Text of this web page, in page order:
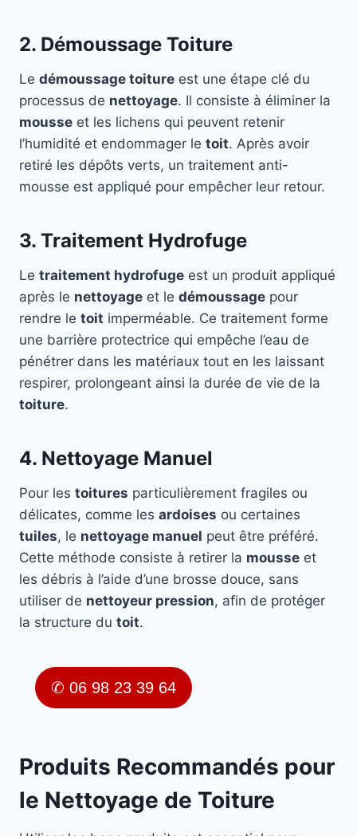
2. Démoussage Toiture
Le démoussage toiture est une étape clé du
processus de nettoyage. Il consiste à éliminer la
mousse et les lichens qui peuvent retenir
l’humidité et endommager le toit. Après avoir
retiré les dépôts verts, un traitement anti-
mousse est appliqué pour empêcher leur retour.
3. Traitement Hydrofuge
Le traitement hydrofuge est un produit appliqué
après le nettoyage et le démoussage pour
rendre le toit imperméable. Ce traitement forme
une barrière protectrice qui empêche l’eau de
pénétrer dans les matériaux tout en les laissant
respirer, prolongeant ainsi la durée de vie de la
toiture.
4. Nettoyage Manuel
Pour les toitures particulièrement fragiles ou
délicates, comme les ardoises ou certaines
tuiles, le nettoyage manuel peut être préféré.
Cette méthode consiste à retirer la mousse et
les débris à l’aide d’une brosse douce, sans
utiliser de nettoyeur pression, afin de protéger
la structure du toit.
✆ 06 98 23 39 64
Produits Recommandés pour
le Nettoyage de Toiture